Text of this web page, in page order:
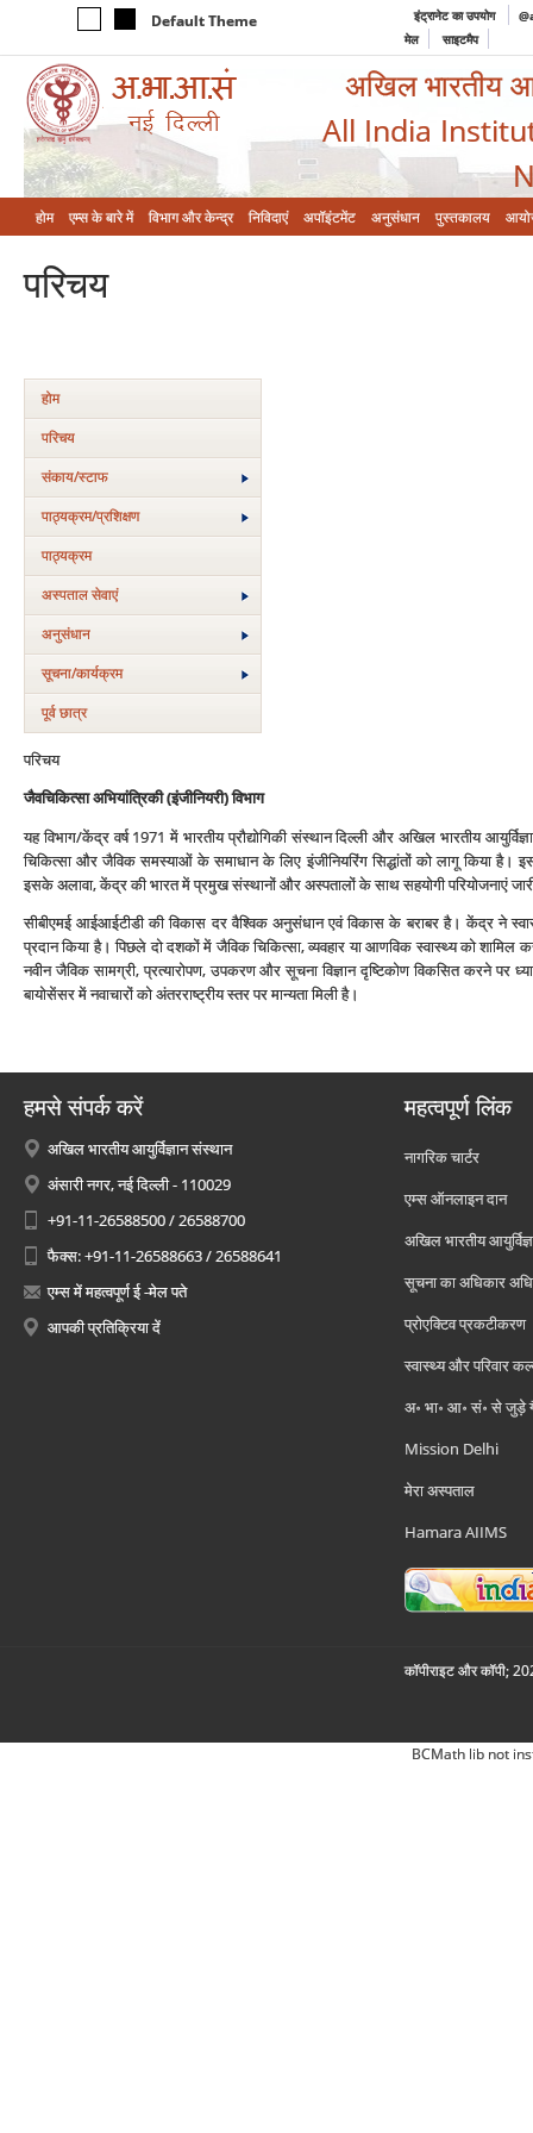
Default Theme इंट्रानेट का उपयोग
मेल
साइटमैप
अखिल भारतीय
All India
होम एम्‍स के बारे में विभाग और केन्‍द्र निविदाएं अपॉइंटमेंट अनुसंधान पुस्तकालय
परिचय
होम
परिचय
संकाय/स्‍टाफ
पाठ्यक्रम/प्रशिक्षण
पाठ्यक्रम
अस्‍पताल सेवाएं
अनुसंधान
सूचना/कार्यक्रम
पूर्व छात्र
परिचय
जैवचिकित्सा अभियांत्रिकी(इंजीनियरी) विभाग
यह विभाग/केंद्र वर्ष 1971 में भारतीय प्रौद्योगिकी संस्थान दिल्ली और अखिल भारतीय
चिकित्सा और जैविक समस्याओं के समाधान के लिए इंजीनियरिंग सिद्धांतों को लागू किया
इसके अलावा, केंद्र की भारत में प्रमुख संस्थानों और अस्पतालों के साथ सहयोगी परियोजनाएं
सीबीएमई आईआईटीडी की विकास दर वैश्विक अनुसंधान एवं विकास के बराबर है। केंद्र ने
प्रदान किया है। पिछले दो दशकों में जैविक चिकित्सा, व्यवहार या आणविक स्वास्थ्य को
नवीन जैविक सामग्री, प्रत्यारोपण, उपकरण और सूचना विज्ञान दृष्टिकोण विकसित करने पर
बायोसेंसर में नवाचारों को अंतरराष्ट्रीय स्तर पर मान्यता मिली है।
हमसे संपर्क करें
अखिल भारतीय आयुर्विज्ञान संस्थान
अंसारी नगर, नई दिल्ली - 110029
+91-11-26588500 / 26588700
फैक्स: +91-11-26588663 / 26588641
एम्स में महत्वपूर्ण ई -मेल पते
आपकी प्रतिक्रिया दें
महत्वपूर्ण लिंक
नागरिक चार्टर
एम्स ऑनलाइन दान
अखिल भारतीय
सूचना का अधिकार
प्रोएक्टिव प्रकटीकरण
स्वास्थ्य और परिवार
अ॰ भा॰ आ॰ सं॰ से जुड़े
Mission Delhi
मेरा अस्पताल
Hamara AIIMS
कॉपीराइट और कॉपी;
BCMath lib not